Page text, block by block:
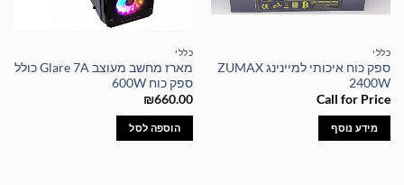
כללי
ספק כוח איכותי למיינינג ZUMAX
2400W
Call for Price
מידע נוסף
כללי
מארז מחשב מעוצב Glare 7A כולל
ספק כוח 600W
₪660.00
הוספה לסל